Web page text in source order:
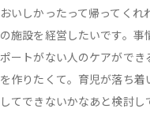
おいしかったって帰ってくれ
の施設を経営したいです。
ポートがない人のケアがで
を作りたくて。育児が落ち
してできないかなあと検討